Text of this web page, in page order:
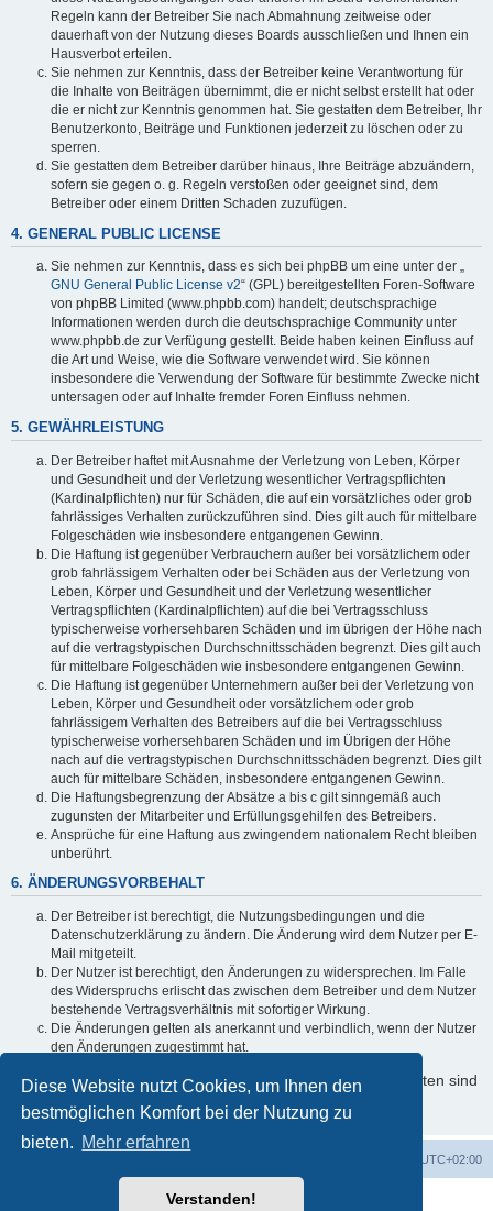
Diese Website nutzt Cookies, um Ihnen den
bestmöglichen Komfort bei der Nutzung zu
bieten. Mehr erfahren
Verstanden!
Regeln kann der Betreiber Sie nach Abmahnung zeitweise oder
dauerhaft von der Nutzung dieses Boards ausschließen und Ihnen ein
Hausverbot erteilen.
Sie nehmen zur Kenntnis, dass der Betreiber keine Verantwortung für
die Inhalte von Beiträgen übernimmt, die er nicht selbst erstellt hat oder
die er nicht zur Kenntnis genommen hat. Sie gestatten dem Betreiber, Ihr
Benutzerkonto, Beiträge und Funktionen jederzeit zu löschen oder zu
sperren.
Sie gestatten dem Betreiber darüber hinaus, Ihre Beiträge abzuändern,
sofern sie gegen o. g. Regeln verstoßen oder geeignet sind, dem
Betreiber oder einem Dritten Schaden zuzufügen.
4. GENERAL PUBLIC LICENSE
Sie nehmen zur Kenntnis, dass es sich bei phpBB um eine unter der „
GNU General Public License v2“ (GPL) bereitgestellten Foren-Software
von phpBB Limited (www.phpbb.com) handelt; deutschsprachige
Informationen werden durch die deutschsprachige Community unter
www.phpbb.de zur Verfügung gestellt. Beide haben keinen Einfluss auf
die Art und Weise, wie die Software verwendet wird. Sie können
insbesondere die Verwendung der Software für bestimmte Zwecke nicht
untersagen oder auf Inhalte fremder Foren Einfluss nehmen.
5. GEWÄHRLEISTUNG
Der Betreiber haftet mit Ausnahme der Verletzung von Leben, Körper
und Gesundheit und der Verletzung wesentlicher Vertragspflichten
(Kardinalpflichten) nur für Schäden, die auf ein vorsätzliches oder grob
fahrlässiges Verhalten zurückzuführen sind. Dies gilt auch für mittelbare
Folgeschäden wie insbesondere entgangenen Gewinn.
Die Haftung ist gegenüber Verbrauchern außer bei vorsätzlichem oder
grob fahrlässigem Verhalten oder bei Schäden aus der Verletzung von
Leben, Körper und Gesundheit und der Verletzung wesentlicher
Vertragspflichten (Kardinalpflichten) auf die bei Vertragsschluss
typischerweise vorhersehbaren Schäden und im übrigen der Höhe nach
auf die vertragstypischen Durchschnittsschäden begrenzt. Dies gilt auch
für mittelbare Folgeschäden wie insbesondere entgangenen Gewinn.
Die Haftung ist gegenüber Unternehmern außer bei der Verletzung von
Leben, Körper und Gesundheit oder vorsätzlichem oder grob
fahrlässigem Verhalten des Betreibers auf die bei Vertragsschluss
typischerweise vorhersehbaren Schäden und im Übrigen der Höhe
nach auf die vertragstypischen Durchschnittsschäden begrenzt. Dies gilt
auch für mittelbare Schäden, insbesondere entgangenen Gewinn.
Die Haftungsbegrenzung der Absätze a bis c gilt sinngemäß auch
zugunsten der Mitarbeiter und Erfüllungsgehilfen des Betreibers.
Ansprüche für eine Haftung aus zwingendem nationalem Recht bleiben
unberührt.
6. ÄNDERUNGSVORBEHALT
Der Betreiber ist berechtigt, die Nutzungsbedingungen und die
Datenschutzerklärung zu ändern. Die Änderung wird dem Nutzer per E-
Mail mitgeteilt.
Der Nutzer ist berechtigt, den Änderungen zu widersprechen. Im Falle
des Widerspruchs erlischt das zwischen dem Betreiber und dem Nutzer
bestehende Vertragsverhältnis mit sofortiger Wirkung.
Die Änderungen gelten als anerkannt und verbindlich, wenn der Nutzer
den Änderungen zugestimmt hat.
Informationen über den Umgang mit Ihren persönlichen Daten sind
in der Datenschutzerklärung enthalten.
UTC+02:00
Powered byphpBB® Forum Software © phpBB Limited